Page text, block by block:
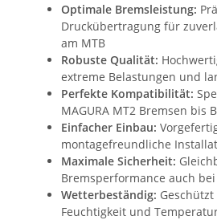
Optimale Bremsleistung:
Druckübertragung für
am MTB
Robuste Qualität:
extreme Belastungen und
Perfekte Kompatibilität:
MAGURA MT2 Bremsen bis
Einfacher Einbau:
montagefreundliche
Maximale Sicherheit:
Bremsperformance auch
Wetterbeständig:
Feuchtigkeit und